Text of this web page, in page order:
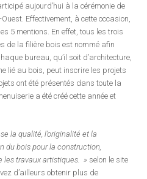
aujourd’hui à la cérémonie de
Effectivement, à cette occasion,
5 mentions. En effet, tous les trois
de la filière bois est nommé afin
bureau, qu’il soit d’architecture,
lié au bois, peut inscrire les projets
ont été présentés dans toute la
a été créé cette année et
la qualité, l’originalité et la
du bois pour la construction,
les travaux artistiques. » selon le site
d’ailleurs obtenir plus de